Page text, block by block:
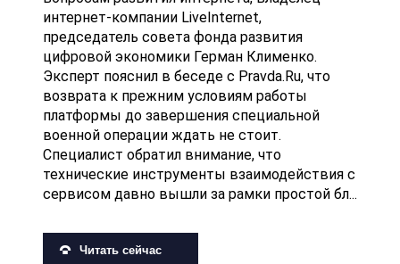
интернет-компании LiveInternet,
председатель совета фонда развития
цифровой экономики Герман Клименко.
Эксперт пояснил в беседе с Pravda.Ru, что
возврата к прежним условиям работы
платформы до завершения специальной
военной операции ждать не стоит.
Специалист обратил внимание, что
технические инструменты взаимодействия с
сервисом давно вышли за рамки простой бл...
Читать сейчас